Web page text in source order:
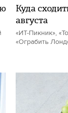
Куда
августа
«ИТ-Пикник»,
«Ограбить